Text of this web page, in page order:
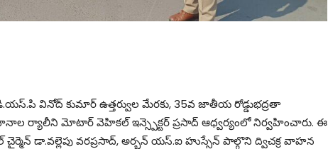
వినోద్ కుమార్ ఉత్తర్వుల మేరకు, 35వ జాతీయ రోడ్డుభద్రతా
ర్యాలీని మోటార్ వెహికల్ ఇన్స్పెక్టర్ ప్రసాద్ ఆధ్వర్యంలో నిర్వహించారు. ఈ
డా.వల్లెపు వరప్రసాద్, అర్బన్ యస్.ఐ హుస్సేన్ పాల్గొని ద్విచక్ర వాహన